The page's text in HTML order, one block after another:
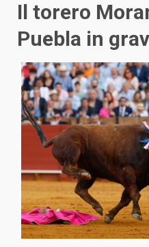
Il torero
Puebla in